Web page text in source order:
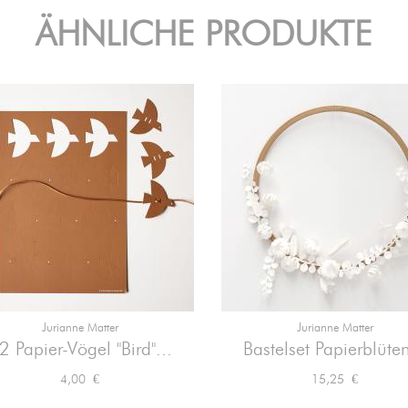
ÄHNLICHE PRODUKTE
Jurianne Matter
Papier-Vögel "Bird"...
Preis
4,00 €
Vorschau
Jurianne Matter
Bastelset
Preis
15,25 €
 Vorschau